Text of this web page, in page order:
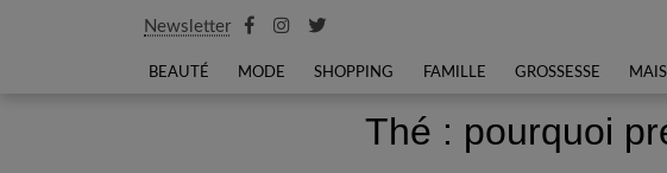
Newsletter
BEAUTÉ MODE SHOPPING FAMILLE GROSSESSE
Thé : pourquoi